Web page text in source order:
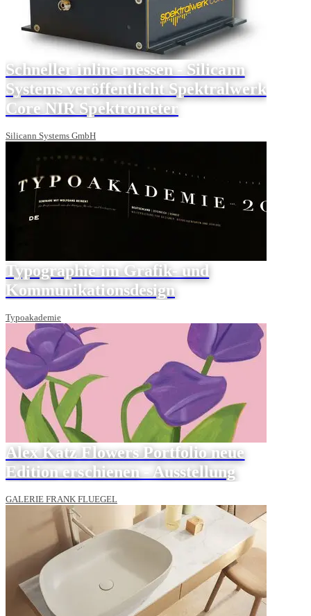
Schneller inline messen - Silicann
Systems veröffentlicht Spektralwerk
Core NIR Spektrometer
Silicann Systems GmbH
Typographie im Grafik- und
Kommunikationsdesign
Typoakademie
Alex Katz Flowers Portfolio neue
Edition erschienen - Ausstellung
GALERIE FRANK FLUEGEL